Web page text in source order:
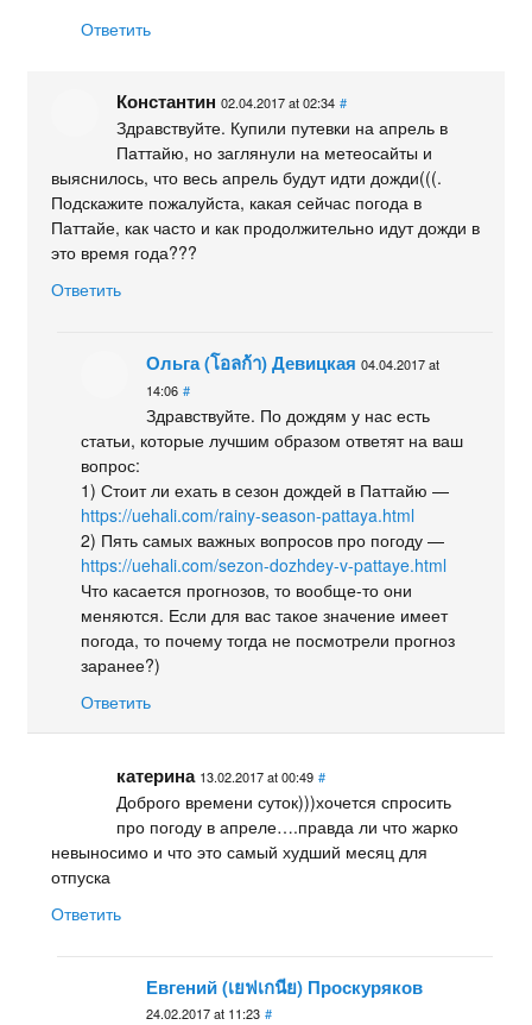
Ответить
Константин 02.04.2017 at 02:34 #
Здравствуйте. Купили путевки на апрель в
Паттайю, но заглянули на метеосайты и
выяснилось, что весь апрель будут идти дожди(((.
Подскажите пожалуйста, какая сейчас погода в
Паттайе, как часто и как продолжительно идут дожди в
это время года???
Ответить
Ольга (โอลก้า) Девицкая 04.04.2017 at
14:06 #
Здравствуйте. По дождям у нас есть
статьи, которые лучшим образом ответят на ваш
вопрос:
1) Стоит ли ехать в сезон дождей в Паттайю —
https://uehali.com/rainy-season-pattaya.html
2) Пять самых важных вопросов про погоду —
https://uehali.com/sezon-dozhdey-v-pattaye.html
Что касается прогнозов, то вообще-то они
меняются. Если для вас такое значение имеет
погода, то почему тогда не посмотрели прогноз
заранее?)
Ответить
катерина 13.02.2017 at 00:49 #
Доброго времени суток)))хочется спросить
про погоду в апреле….правда ли что жарко
невыносимо и что это самый худший месяц для
отпуска
Ответить
Евгений (เยฟเกนีย) Проскуряков
24.02.2017 at 11:23 #